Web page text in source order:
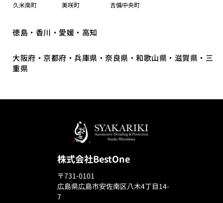
久米南町
美咲町 吉備中央町
徳島・香川・愛媛・高知
大阪府・京都府・兵庫県・奈良県・和歌山県・滋賀県・三
重県
株式会社BestOne
〒731-0101
広島県広島市安佐南区八木4丁目14-
7